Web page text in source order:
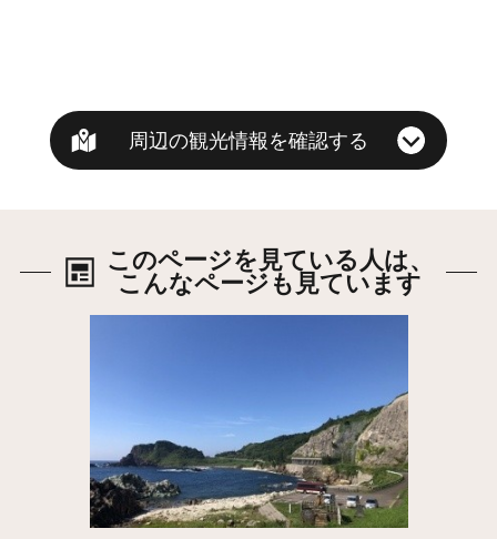
周辺の観光情報を確認する
このページを見ている人は、
こんなページも見ています